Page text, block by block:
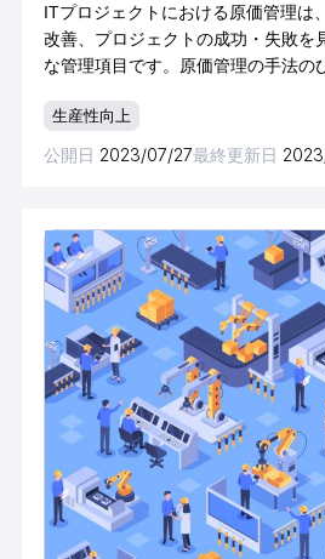
ITプロジェクトにおける原価管理は
改善、プロジェクトの成功・失敗を
な管理項目です。原価管理の手法の
いう時代から消費者が適正価格を判
生産性向上
公開日 2023/07/27最終更新日